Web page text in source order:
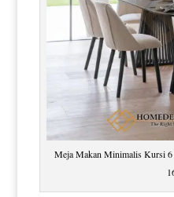
Meja Makan Minimalis Kursi